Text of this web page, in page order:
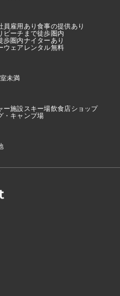
員雇用あり食事の提供あり
ビーチまで徒歩圏内
歩圏内ナイターあり
ウェアレンタル無料
未満
ー施設 スキー場飲食店ショップ
・キャンプ場